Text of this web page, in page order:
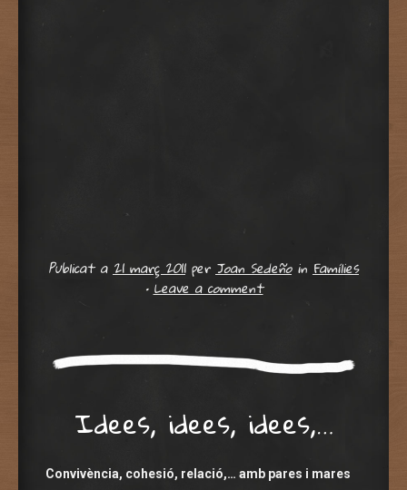
Publicat a21 març 2011perJoan Sedeño in Famílies
•Leave a comment
Idees, idees, idees,…
Convivència, cohesió, relació,… amb pares i mares